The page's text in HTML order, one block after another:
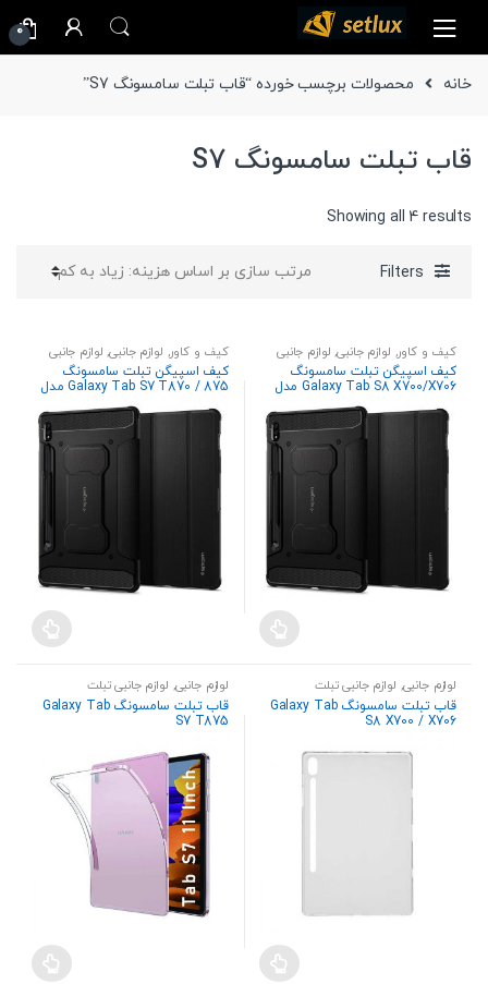
navigation
content
0
خانه محصولات برچسب خورده “قاب تبلت سامسونگ S7”
قاب تبلت سامسونگ S7
Showing all 4 results
Sorted
price:
Filters
کیف و کاور, لوازم جانبی, لوازم جانبی
تبلت
کیف اسپیگن تبلت سامسونگ
Galaxy Tab S8 X700/X706 مدل
Rugged Armor Pro
کیف و کاور, لوازم جانبی, لوازم جانبی
تبلت
کیف اسپیگن تبلت سامسونگ
Galaxy Tab S7 T870 / 875 مدل
Rugged Armor Pro
لوازم جانبی, لوازم جانبی تبلت
قاب تبلت سامسونگ Galaxy Tab
S8 X700 / X706
لوازم جانبی, لوازم جانبی تبلت
قاب تبلت سامسونگ Galaxy Tab
S7 T875